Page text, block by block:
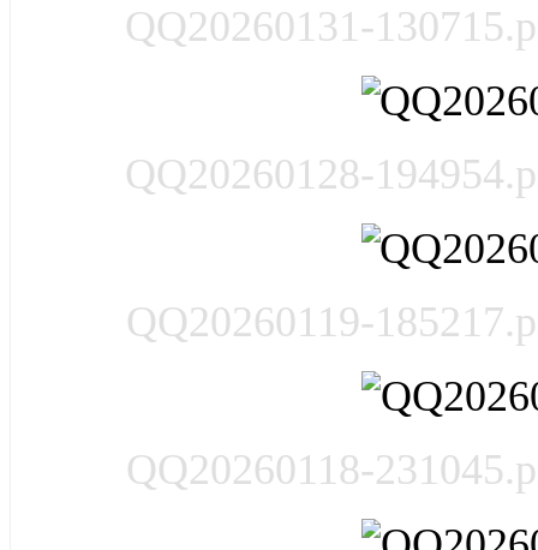
QQ20260131-
QQ20260128-
QQ20260119-
QQ20260118-